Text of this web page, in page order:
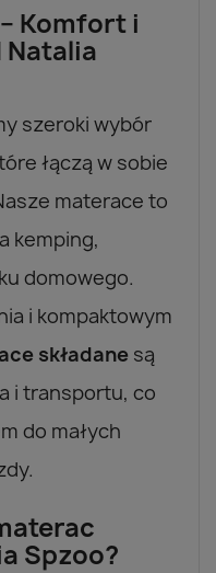
Komfort i
szeroki wybór
łączą w sobie
materace to
kemping,
domowego.
i kompaktowym
składane są
i transportu, co
do małych
Spzoo?